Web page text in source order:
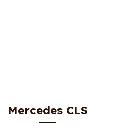
Mercedes CLS